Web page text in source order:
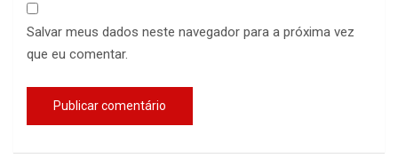
Salvar meus dados neste navegador para a próxima vez
que eu comentar.